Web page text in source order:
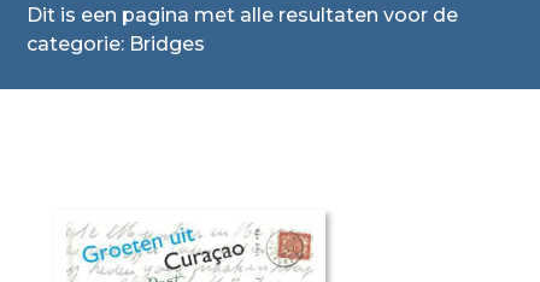
Dit is een pagina met alle resultaten voor de
categorie: Bridges